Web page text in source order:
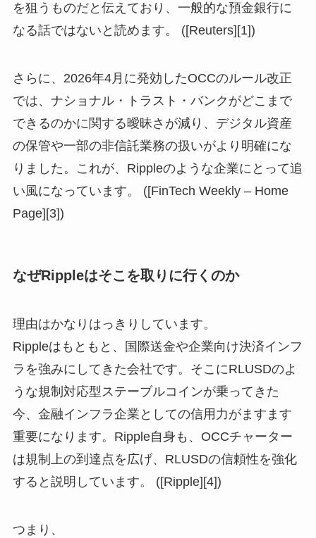
を狙うものだと伝えており、一般的な預金銀行に
なる話ではないと読めます。 ([Reuters][1])
さらに、2026年4月に発効したOCCのルール改正
では、ナショナル・トラスト・バンクがどこまで
できるのかに関する曖昧さが減り、デジタル資産
の保管や一部の非信託業務の扱いがより明確にな
りました。これが、Rippleのような企業にとって追
い風になっています。 ([FinTech Weekly – Home
Page][3])
なぜRippleはそこを取りに行くのか
理由はかなりはっきりしています。
Rippleはもともと、国際送金や企業向け決済インフ
ラを強みにしてきた会社です。そこにRLUSDのよ
うな規制対応型ステーブルコインが乗ってきた
今、金融インフラ企業としての信用力がますます
重要になります。Ripple自身も、OCCチャーター
は規制上の到達点を広げ、RLUSDの信頼性を強化
すると説明しています。 ([Ripple][4])
つまり、